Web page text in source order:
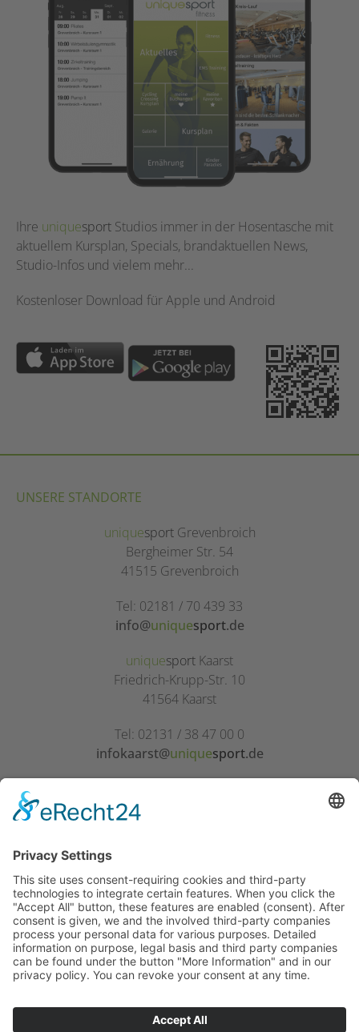
Ihre uniquesport Studios immer in der Hosentasche mit
aktuellem Kursplan, Specials, brandaktuellen News,
Studio-Infos und vielem mehr...
Kostenloser Download für Apple und Android
UNSERE STANDORTE
uniquesportGrevenbroich
Bergheimer Str. 54
41515 Grevenbroich
Tel: 02181 / 70 439 33
info@uniquesport.de
uniquesport Kaarst
Friedrich-Krupp-Str. 10
41564 Kaarst
Tel: 02131 / 38 47 00 0
infokaarst@uniquesport.de
infoneuss@uniquesport.de